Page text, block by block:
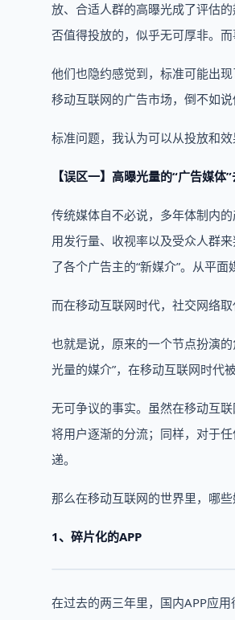
放、合适人群的高曝光成了评估
否值得投放的，似乎无可厚非。
他们也隐约感觉到，标准可能出
移动互联网的广告市场，倒不如
标准问题，我认为可以从投放和效
【误区一】高曝光量的“广告媒体”
传统媒体自不必说，多年体制内
用发行量、收视率以及受众人群
了各个广告主的“新媒介”。从平
而在移动互联网时代，社交网络
也就是说，原来的一个节点扮演
光量的媒介”，在移动互联网时代
无可争议的事实。虽然在移动互
将用户逐渐的分流；同样，对于
递。
那么在移动互联网的世界里，哪
1、碎片化的APP
在过去的两三年里，国内APP应